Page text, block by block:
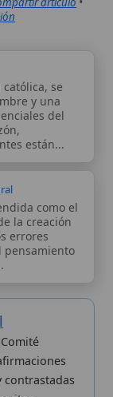
actas
doctrinal,
formativa
. Con
en